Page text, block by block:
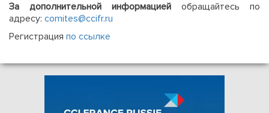
За дополнительной информацией обращайтесь по
адресу: comites@ccifr.ru
Регистрация по ссылке